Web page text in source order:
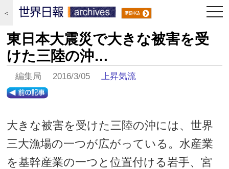
＜
東日本大震災で大きな被害を受
けた三陸の沖…
編集局 2016/3/05上昇気流
大きな被害を受けた三陸の沖には、世界
三大漁場の一つが広がっている。水産業
を基幹産業の一つと位置付ける岩手、宮